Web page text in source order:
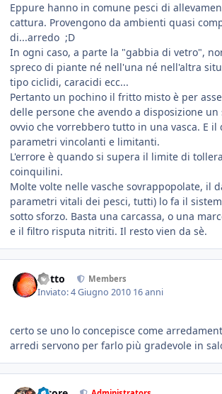
Eppure hanno in comune pesci di
cattura. Provengono da ambienti quasi
di...arredo ;D
In ogni caso, a parte la "gabbia di vetro",
spreco di piante né nell'una né nell'altra
tipo ciclidi, caracidi ecc...
Pertanto un pochino il fritto misto è per
delle persone che avendo a disposizione un
ovvio che vorrebbero tutto in una vasca. E il
parametri vincolanti e limitanti.
L'errore è quando si supera il limite di
coinquilini.
Molte volte nelle vasche sovrappopolate, il
parametri vitali dei pesci, tutti) lo fa il
sotto sforzo. Basta una carcassa, o una
e il filtro risputa nitriti. Il resto vien da sè.
dotto Members
Inviato:4 Giugno 2010 16 anni
certo se uno lo concepisce come
arredi servono per farlo più gradevole in